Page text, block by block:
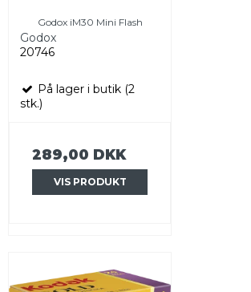
Godox iM30 Mini Flash
Godox
20746
På lager i butik (2
stk.)
289,00 DKK
VIS PRODUKT